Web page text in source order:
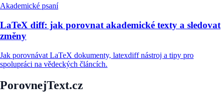
Akademické psaní
LaTeX diff: jak porovnat akademické texty a sledovat
změny
Jak porovnávat LaTeX dokumenty, latexdiff nástroj a tipy pro
spolupráci na vědeckých článcích.
PorovnejText.cz